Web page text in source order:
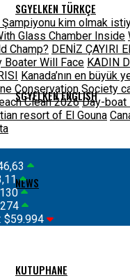
SGYELKEN TÜRKÇE
SGYELKEN ENGLISH
NEWS
KUTUPHANE
kim olmak
Glass Chamber Inside
Champ? DENİZ ÇAYIRI
Boater Will Face KADIN
Kanada’nın en büyük
Conservation Society
Clean 2026 Day-boat
resort of El Gouna
$59.994